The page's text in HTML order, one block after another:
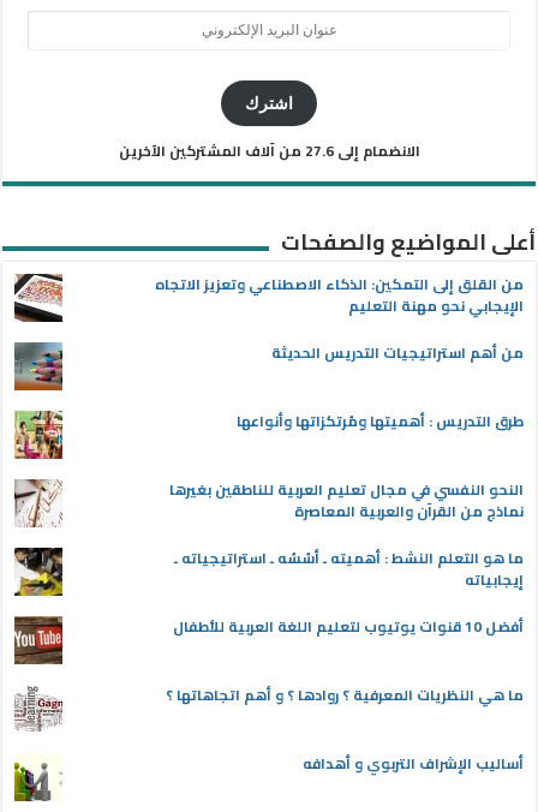
اشترك
الانضمام إلى 27.6 من آلاف المشتركين الآخرين
أعلى المواضيع والصفحات
من القلق إلى التمكين: الذكاء الاصطناعي وتعزيز الاتجاه
الإيجابي نحو مهنة التعليم
من أهم استراتيجيات التدريس الحديثة
طرق التدريس : أهميتها ومُرتكزاتها وأنواعها
النحو النفسي في مجال تعليم العربية للناطقين بغيرها
نماذج من القرآن والعربية المعاصرة
ما هو التعلم النشط : أهميته ـ أسُسُه ـ استراتيجياته ـ
إيجابياته
أفضل 10 قنوات يوتيوب لتعليم اللغة العربية للأطفال
ما هي النظريات المعرفية ؟ روادها ؟ و أهم اتجاهاتها ؟
أساليب الإشراف التربوي و أهدافه